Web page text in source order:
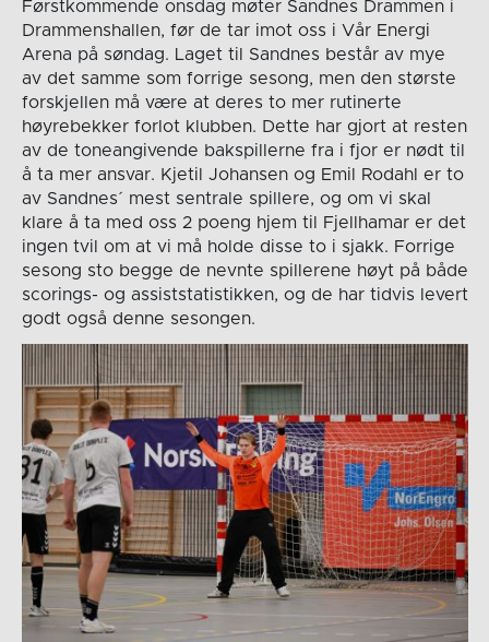
Førstkommende onsdag møter Sandnes Drammen i
Drammenshallen, før de tar imot oss i Vår Energi
Arena på søndag. Laget til Sandnes består av mye
av det samme som forrige sesong, men den største
forskjellen må være at deres to mer rutinerte
høyrebekker forlot klubben. Dette har gjort at resten
av de toneangivende bakspillerne fra i fjor er nødt til
å ta mer ansvar. Kjetil Johansen og Emil Rodahl er to
av Sandnes´ mest sentrale spillere, og om vi skal
klare å ta med oss 2 poeng hjem til Fjellhamar er det
ingen tvil om at vi må holde disse to i sjakk. Forrige
sesong sto begge de nevnte spillerene høyt på både
scorings- og assiststatistikken, og de har tidvis levert
godt også denne sesongen.